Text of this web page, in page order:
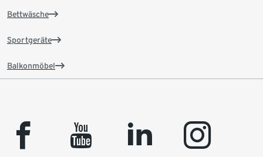
Bettwäsche
Sportgeräte
Balkonmöbel
facebook youtube linkedin instagram